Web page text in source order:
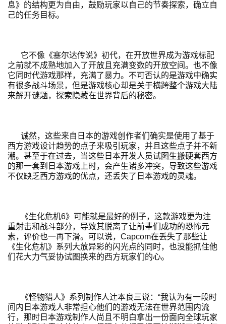
首
息》的结构更为自由，鼓励玩家以自己的节奏探索，确立自
己的任务目标。
它不像《塞尔达传说》初代，在开放世界成为游戏标配
之前就不成熟地加入了开放且充满变数的开放空间。也不像
它同时代游戏那样，充满了暴力。不可否认的是游戏中确实
有很多战斗场景，但是游戏核心却是关于横跨整个游戏大陆
来解开谜题，探索隐藏在世界背后的秘密。
诚然，这些来自日本的游戏创作者们确实是使用了基于
西方游戏设计趋势的点子来吸引玩家，并且这些点子并不新
潮。甚至于在过去，当这些日本开发人员试图生搬硬套西方
的那一套到日本游戏上时，会产生诸多冲突，导致这些游戏
不仅缺乏西方游戏的优点，还丢失了日本游戏的灵魂。
《生化危机6》可能就是最好的例子，这款游戏更为注
重射击和战斗部分，导致其脱离了让前辈们成功的恐怖元
素，评价也一再下滑。可以说，Capcom在丢失了那些让
《生化危机》系列大放异彩的闪光点的同时，也没能抓住他
们花大力气妥协试图换来的西方玩家们的心。
《怪物猎人》系列制作人辻本良三说：“我认为有一段时
间内日本游戏人非常担心他们的游戏无法在世界范围内流
行，那时日本游戏制作人尚且不明白拿出一份面向全球玩家